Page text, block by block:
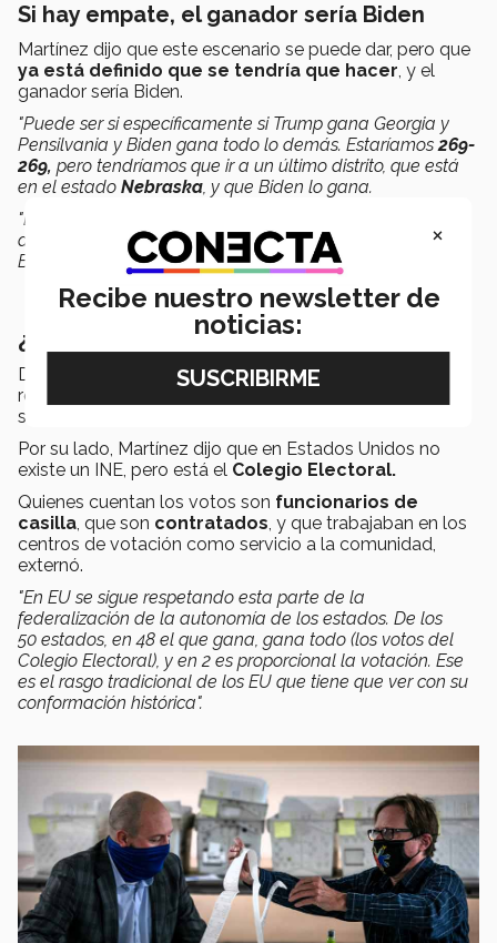
Si hay empate, el ganador sería Biden
Martínez dijo que este escenario se puede dar, pero que
ya está definido que se tendría que hacer, y el
ganador sería Biden.
"Puede ser si específicamente si Trump gana Georgia y
Pensilvania y Biden gana todo lo demás. Estaríamos269-
269, pero tendríamos que ir a un último distrito, que está
en el estado Nebraska, y que Biden lo gana.
"Entonces se puede llegar a este escenario, pero el
desempate ya está dado, por un voto electoral (y gana
Biden)".
¿Quién cuenta los votos?
De la Paz dijo que cadagobierno estatal
responsable de organizar y contar los votos. Así que
son 50 elecciones que se juegan al mismo tiempo.
Por su lado, Martínez dijo que en Estados Unidos no
existe un INE, pero está el Colegio Electoral.
Quienes cuentan los votos son funcionarios de
casilla, que son contratados, y que trabajaban en los
centros de votación como servicio a la comunidad,
externó.
"En EU se sigue respetando esta parte de la
federalización de la autonomía de los estados. De los
50 estados, en 48 el que gana, gana todo (los votos del
Colegio Electoral), y en 2 es proporcional la votación. Ese
es el rasgo tradicional de los EU que tiene que ver con su
conformación histórica".
×
Recibe nuestro newsletter de
noticias: